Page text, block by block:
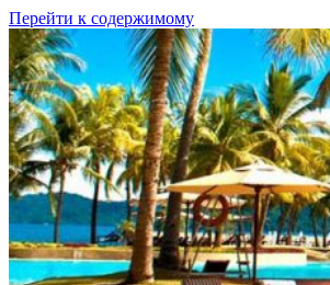
Перейти к содержимому